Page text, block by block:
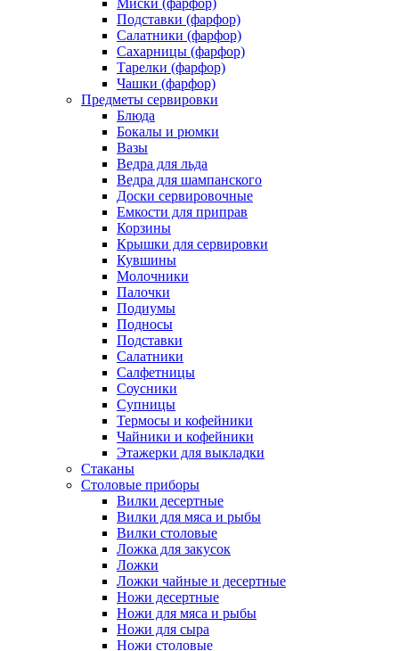
Миски (фарфор)
Подставки (фарфор)
Салатники (фарфор)
Сахарницы (фарфор)
Тарелки (фарфор)
Чашки (фарфор)
Предметы сервировки
Блюда
Бокалы и рюмки
Вазы
Ведра для льда
Ведра для шампанского
Доски сервировочные
Емкости для приправ
Корзины
Крышки для сервировки
Кувшины
Молочники
Палочки
Подиумы
Подносы
Подставки
Салатники
Салфетницы
Соусники
Супницы
Термосы и кофейники
Чайники и кофейники
Этажерки для выкладки
Стаканы
Столовые приборы
Вилки десертные
Вилки для мяса и рыбы
Вилки столовые
Ложка для закусок
Ложки
Ложки чайные и десертные
Ножи десертные
Ножи для мяса и рыбы
Ножи для сыра
Ножи столовые